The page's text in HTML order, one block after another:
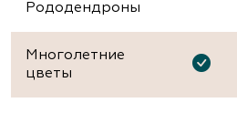
Рододендроны
Многолетние
цветы